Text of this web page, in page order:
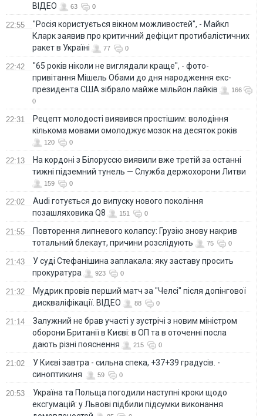
ВІДЕО
63 0
22:55
"Росія користується вікном можливостей", - Майкл
Кларк заявив про критичний дефіцит протибалістичних
ракет в Україні
77 0
22:42
"65 років ніколи не виглядали краще", - фото-
привітання Мішель Обами до дня народження екс-
президента США зібрало майже мільйон лайків
166
0
22:31
Рецепт молодості виявився простішим: володіння
кількома мовами омолоджує мозок на десяток років
120 0
22:13
На кордоні з Білоруссю виявили вже третій за останні
тижні підземний тунель — Служба держохорони Литви
159 0
22:02
Audi готується до випуску нового покоління
позашляховика Q8
151 0
21:55
Повторення липневого колапсу: Грузію знову накрив
тотальний блекаут, причини розслідують
75 0
21:43
У суді Стефанішина заплакала: яку заставу просить
прокуратура
923 0
21:32
Мудрик провів перший матч за "Челсі" після допінгової
дискваліфікації. ВІДЕО
88 0
21:14
Залужний не брав участі у зустрічі з новим міністром
оборони Британії в Києві: в ОП та в оточенні посла
дають різні пояснення
215 0
21:02
У Києві завтра - сильна спека, +37+39 градусів. -
синоптикиня
59 0
20:53
Україна та Польща погодили наступні кроки щодо
ексгумацій: у Львові підбили підсумки виконання